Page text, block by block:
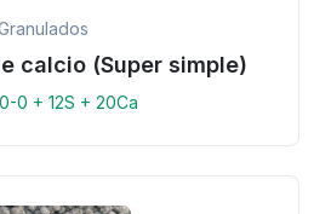
calcio (Super simple)
0 + 12S + 20Ca